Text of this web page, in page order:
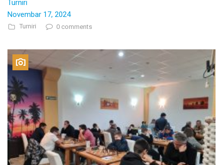
Turniri
Novembar 17, 2024
Turniri 0 comments